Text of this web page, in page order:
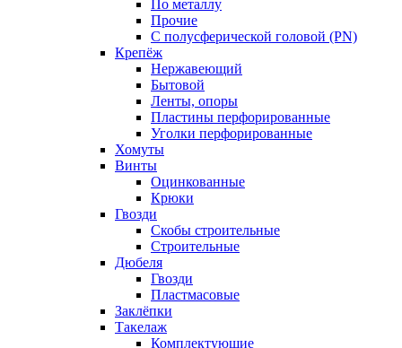
По металлу
Прочие
С полусферической головой (PN)
Крепёж
Нержавеющий
Бытовой
Ленты, опоры
Пластины перфорированные
Уголки перфорированные
Хомуты
Винты
Оцинкованные
Крюки
Гвозди
Скобы строительные
Строительные
Дюбеля
Гвозди
Пластмасовые
Заклёпки
Такелаж
Комплектующие